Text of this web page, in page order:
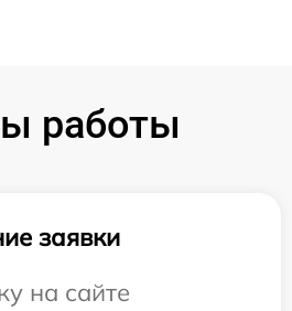
работы
заявки
на сайте